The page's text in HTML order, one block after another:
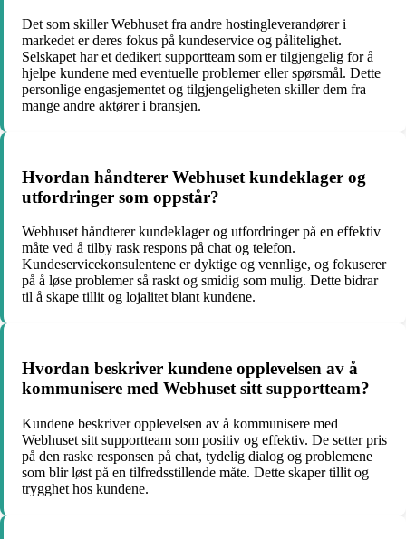
Det som skiller Webhuset fra andre hostingleverandører i
markedet er deres fokus på kundeservice og pålitelighet.
Selskapet har et dedikert supportteam som er tilgjengelig for å
hjelpe kundene med eventuelle problemer eller spørsmål. Dette
personlige engasjementet og tilgjengeligheten skiller dem fra
mange andre aktører i bransjen.
Hvordan håndterer Webhuset kundeklager og
utfordringer som oppstår?
Webhuset håndterer kundeklager og utfordringer på en effektiv
måte ved å tilby rask respons på chat og telefon.
Kundeservicekonsulentene er dyktige og vennlige, og fokuserer
på å løse problemer så raskt og smidig som mulig. Dette bidrar
til å skape tillit og lojalitet blant kundene.
Hvordan beskriver kundene opplevelsen av å
kommunisere med Webhuset sitt supportteam?
Kundene beskriver opplevelsen av å kommunisere med
Webhuset sitt supportteam som positiv og effektiv. De setter pris
på den raske responsen på chat, tydelig dialog og problemene
som blir løst på en tilfredsstillende måte. Dette skaper tillit og
trygghet hos kundene.